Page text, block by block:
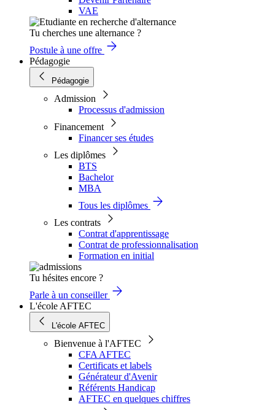
VAE
Tu cherches une alternance ?
Postule à une offre
Pédagogie
Pédagogie
Admission
Processus d'admission
Financement
Financer ses études
Les diplômes
BTS
Bachelor
MBA
Tous les diplômes
Les contrats
Contrat d'apprentissage
Contrat de professionnalisation
Formation en initial
Tu hésites encore ?
Parle à un conseiller
L'école AFTEC
L'école AFTEC
Bienvenue à l'AFTEC
CFA AFTEC
Certificats et labels
Générateur d'Avenir
Référents Handicap
AFTEC en quelques chiffres